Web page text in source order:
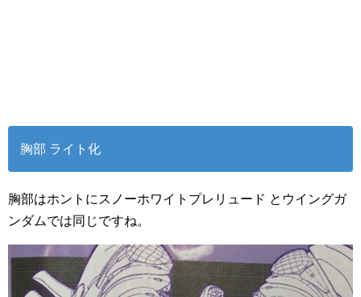
胸部 ライト化
胸部はホントにスノーホワイトプレリュード とウイングガ
ンダムでは同じですね。